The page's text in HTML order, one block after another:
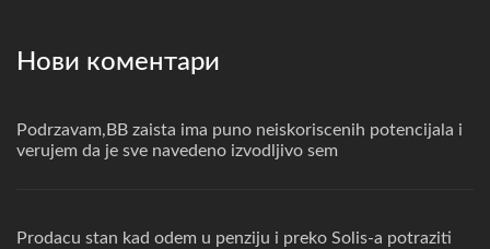
Нови коментари
Podrzavam,BB zaista ima puno neiskoriscenih potencijala i
verujem da je sve navedeno izvodljivo sem
Prodacu stan kad odem u penziju i preko Solis-a potraziti